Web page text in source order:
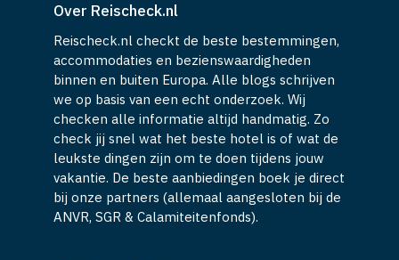
Over Reischeck.nl
Reischeck.nl checkt de beste bestemmingen,
accommodaties en bezienswaardigheden
binnen en buiten Europa. Alle blogs schrijven
we op basis van een echt onderzoek. Wij
checken alle informatie altijd handmatig. Zo
check jij snel wat het beste hotel is of wat de
leukste dingen zijn om te doen tijdens jouw
vakantie. De beste aanbiedingen boek je direct
bij onze partners (allemaal aangesloten bij de
ANVR, SGR & Calamiteitenfonds).